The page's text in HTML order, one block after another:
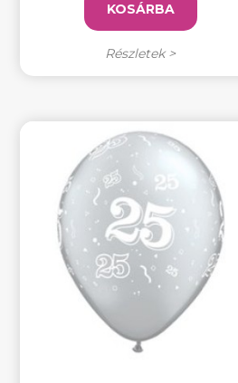
KOSÁRBA
Részletek >